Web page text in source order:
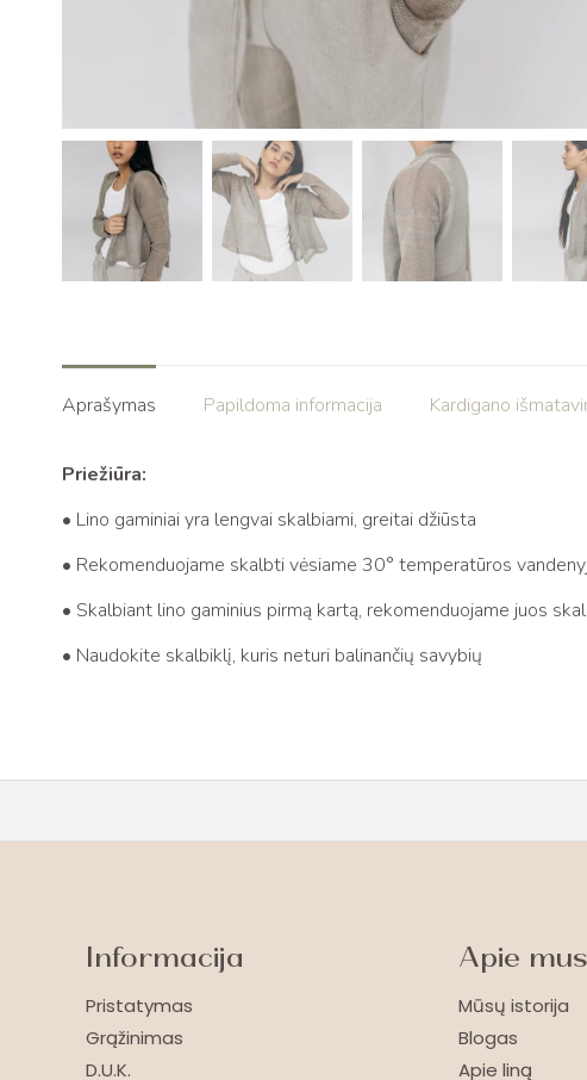
Aprašymas Papildoma informacija Kardigano
Priežiūra:
• Lino gaminiai yra lengvai skalbiami, greitai džiūsta
• Rekomenduojame skalbti vėsiame 30° temperatūros
• Skalbiant lino gaminius pirmą kartą, rekomenduojame juos
• Naudokite skalbiklį, kuris neturi balinančių savybių
Informacija
Pristatymas
Grąžinimas
D.U.K.
Apie mus
Mūsų istorija
Blogas
Apie liną